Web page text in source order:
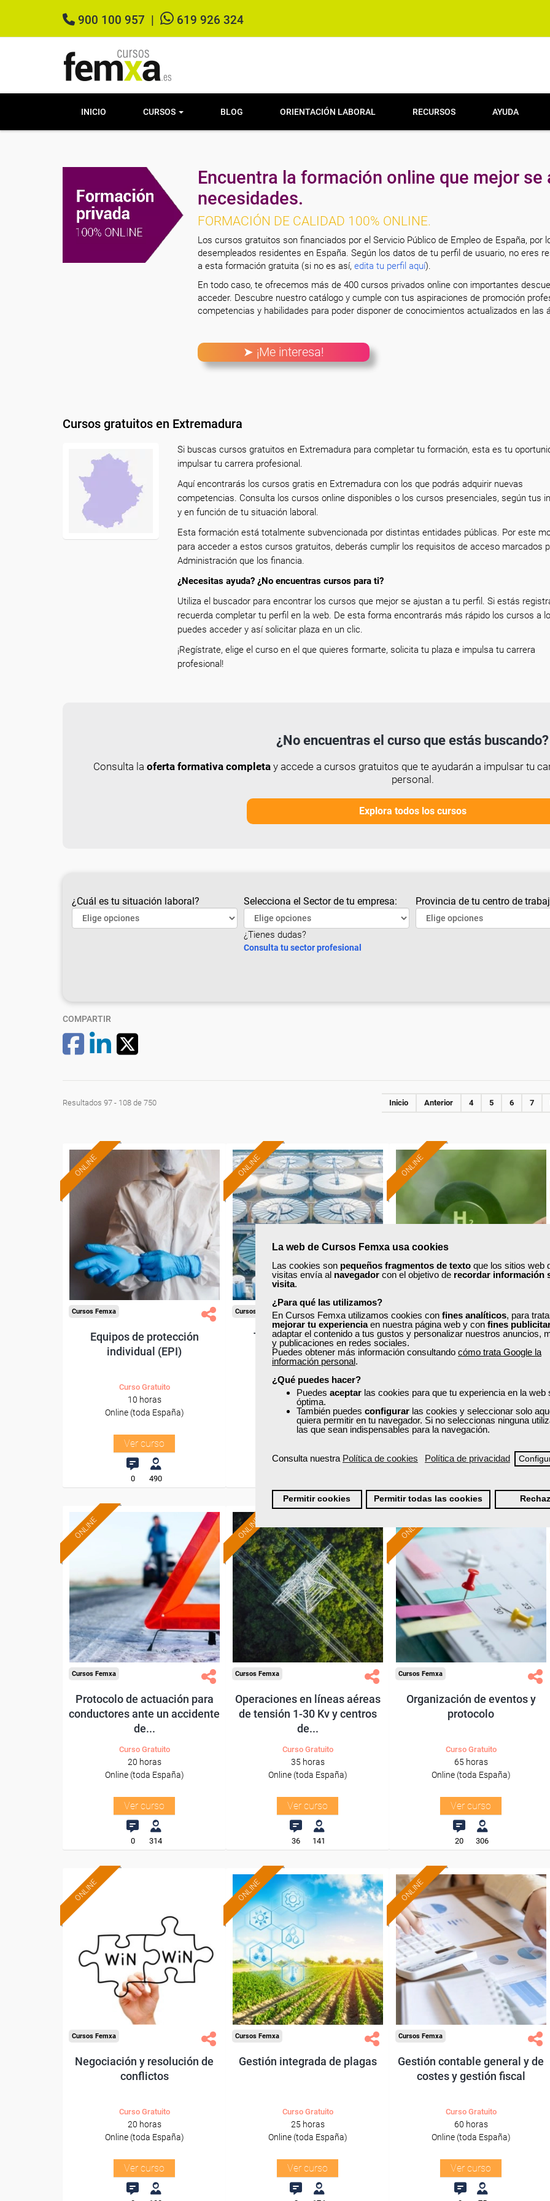
La web de Cursos Femxa usa cookies
Las cookies son pequeños fragmentos de texto que los sitios web
visitas envía al navegador con el objetivo de recordar información
visita.
¿Para qué las utilizamos?
En Cursos Femxa utilizamos cookies con fines analíticos, para
mejorar tu experienciaen nuestra página web y con fines
adaptar el contenido a tus gustos y personalizar nuestros anuncios,
y publicaciones en redes sociales.
Puedes obtener más información consultando cómo trata Google la
información personal.
¿Qué puedes hacer?
Puedes aceptar las cookies para que tu experiencia en la web
óptima.
También puedes configurar las cookies y seleccionar solo
quiera permitir en tu navegador. Si no seleccionas ninguna
las que sean indispensables para la navegación.
Consulta nuestra Política de cookies Política de privacidad
Permitir cookies Permitir todas las cookies
900 100 957 619 926 324
INICIO CURSOS BLOG ORIENTACIÓN LABORAL RECURSOS AYUDA
Encuentra la formación online que mejor se
necesidades.
FORMACIÓN DE CALIDAD 100% ONLINE.
Los cursos gratuitos son financiados por el Servicio Público de Empleo de España, por
desempleados residentes en España. Según los datos de tu perfil de usuario, no eres
a esta formación gratuita (si no es así, edita tu perfil aquí).
En todo caso, te ofrecemos más de 400 cursos privados online con importantes
acceder. Descubre nuestro catálogo y cumple con tus aspiraciones de promoción
competencias y habilidades para poder disponer de conocimientos actualizados en las
➤ ¡Me interesa!
Cursos gratuitos en Extremadura
Si buscas cursos gratuitos en Extremadura para completar tu formación, esta es tu
impulsar tu carrera profesional.
Aquí encontrarás los cursos gratis en Extremadura con los que podrás adquirir nuevas
competencias. Consulta los cursos online disponibles o los cursos presenciales, según tus
y en función de tu situación laboral.
Esta formación está totalmente subvencionada por distintas entidades públicas. Por este
para acceder a estos cursos gratuitos, deberás cumplir los requisitos de acceso marcados
Administración que los financia.
¿Necesitas ayuda? ¿No encuentras cursos para ti?
Utiliza el buscador para encontrar los cursos que mejor se ajustan a tu perfil. Si estás
recuerda completar tu perfil en la web. De esta forma encontrarás más rápido los cursos a
puedes acceder y así solicitar plaza en un clic.
¡Regístrate, elige el curso en el que quieres formarte, solicita tu plaza e impulsa tu carrera
profesional!
¿No encuentras el curso que estás buscando?
Consulta la oferta formativa completay accede a cursos gratuitos que te ayudarán a impulsar tu
personal.
Explora todos los cursos
¿Cuál es tu situación laboral? Selecciona el Sector de tu empresa:
¿Tienes dudas?
Consulta tu sector profesional
Provincia de tu centro de
COMPARTIR
Resultados 97 - 108 de 750 Inicio Anterior 4 5 6 7
ONLINE
Formación 100%
subvencionada.
Para desempleados,
trabajadores y autónomos.
Sector
-Mediambiente.
Cursos Femxa
Equipos de protección
individual (EPI)
Curso Gratuito
10 horas
Online (toda España)
Ver curso
0 490
ONLINE
Formación 100%
subvencionada.
Para desempleados,
trabajadores y autónomos.
-Energía y Agua.
Cursos Femxa
Tratamiento de aguas
potables
Curso Gratuito
30 horas
Online (toda España)
ONLINE
Formación 100%
subvencionada.
Para desempleados,
-Energía y Agua.
Cursos Femxa
Producción, transporte,
almacenaje y aplicaciones del
Curso Gratuito
120 horas
Online (toda España)
ONLINE
Formación 100%
subvencionada.
Para desempleados,
trabajadores y autónomos.
Sector
-Transporte y Logística.
Cursos Femxa
Protocolo de actuación para
conductores ante un accidente
de...
Curso Gratuito
20 horas
Online (toda España)
Ver curso
0 314
ONLINE
Formación 100%
subvencionada.
Para desempleados,
trabajadores y autónomos.
Sector
-Energía y Agua.
Cursos Femxa
Operaciones en líneas aéreas
de tensión 1-30 Kv y centros
de...
Curso Gratuito
35 horas
Online (toda España)
Ver curso
36 141
ONLINE
subvencionada.
Para desempleados,
trabajadores y autónomos.
Sector
-Hosteleria y Turismo.
Cursos Femxa
Organización de eventos y
protocolo
Curso Gratuito
65 horas
Online (toda España)
Ver curso
20 306
ONLINE
subvencionada.
Para desempleados,
trabajadores y autónomos.
Sector
-Otros Servicios.
Cursos Femxa
Negociación y resolución de
conflictos
Curso Gratuito
20 horas
Online (toda España)
Ver curso
ONLINE
Formación 100%
subvencionada.
Para desempleados,
trabajadores y autónomos.
Sector
-Agricultura y Ganadería.
Cursos Femxa
Gestión integrada de plagas
Curso Gratuito
25 horas
Online (toda España)
Ver curso
ONLINE
Formación 100%
subvencionada.
Para desempleados,
trabajadores y autónomos.
Sector
-Administración.
Cursos Femxa
Gestión contable general y de
costes y gestión fiscal
Curso Gratuito
60 horas
Online (toda España)
Ver curso